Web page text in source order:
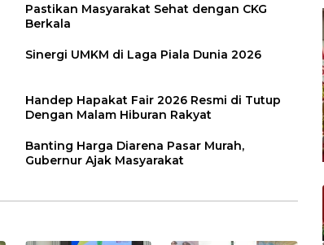
Pastikan Masyarakat Sehat dengan CKG
Berkala
Sinergi UMKM di Laga Piala Dunia 2026
Handep Hapakat Fair 2026 Resmi di Tutup
Dengan Malam Hiburan Rakyat
Banting Harga Diarena Pasar Murah,
Gubernur Ajak Masyarakat